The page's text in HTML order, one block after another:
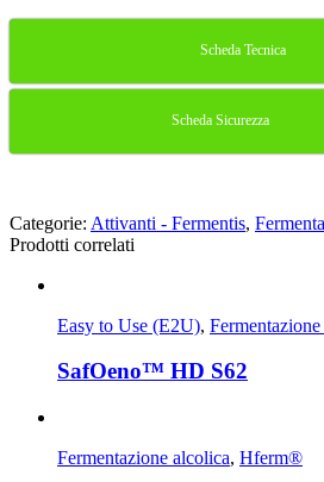
Scheda Tecnica
Scheda Sicurezza
Categorie: Attivanti - Fermentis,
Prodotti correlati
Easy to Use (E2U),
SafOeno™ HD S62
Fermentazione alcolica, Hferm®